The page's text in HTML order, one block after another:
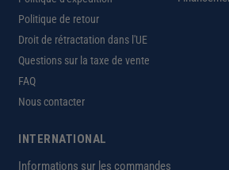
Politique de retour
Droit de rétractation dans l'UE
Questions sur la taxe de vente
FAQ
Nous contacter
INTERNATIONAL
Informations sur les commandes